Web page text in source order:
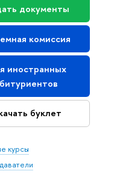
документы
комиссия
иностранных
буклет
курсы